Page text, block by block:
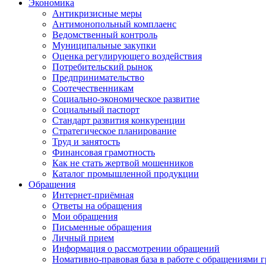
Экономика
Антикризисные меры
Антимонопольный комплаенс
Ведомственный контроль
Муниципальные закупки
Оценка регулирующего воздействия
Потребительский рынок
Предпринимательство
Соотечественникам
Социально-экономическое развитие
Социальный паспорт
Стандарт развития конкуренции
Стратегическое планирование
Труд и занятость
Финансовая грамотность
Как не стать жертвой мошенников
Каталог промышленной продукции
Обращения
Интернет-приёмная
Ответы на обращения
Мои обращения
Письменные обращения
Личный прием
Информация о рассмотрении обращений
Номативно-правовая база в работе с обращениями